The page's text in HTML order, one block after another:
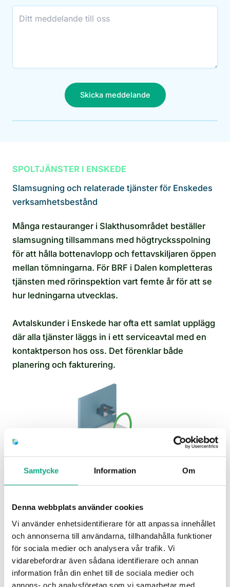
Samtycke Information Om
Denna webbplats använder cookies
Vi använder enhetsidentifierare för att anpassa innehållet
och annonserna till användarna, tillhandahålla funktioner
för sociala medier och analysera vår trafik. Vi
vidarebefordrar även sådana identifierare och annan
information från din enhet till de sociala medier och
annons- och analysföretag som vi samarbetar med.
Skicka meddelande
SPOLTJÄNSTER I ENSKEDE
Slamsugning och relaterade tjänster för Enskedes
verksamhetsbestånd
Många restauranger i Slakthusområdet beställer
slamsugning tillsammans med högtrycksspolning
för att hålla bottenavlopp och fettavskiljaren öppen
mellan tömningarna. För BRF i Dalen kompletteras
tjänsten med rörinspektion vart femte år för att se
hur ledningarna utvecklas.
Avtalskunder i Enskede har ofta ett samlat upplägg
där alla tjänster läggs in i ett serviceavtal med en
kontaktperson hos oss. Det förenklar både
planering och fakturering.
Avloppsspolning i Enskede
Vi åtgärdar stopp och får fart på avrinningen med
effektiv spolning, så att flödet fungerar som det
ska igen.
Avloppsspolning i Enskede